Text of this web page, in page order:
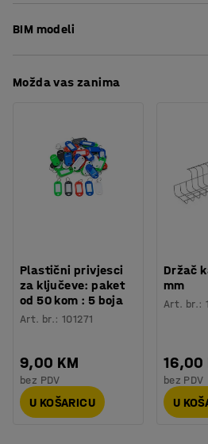
Postolje: G9
Procjena vremena:
BIM modeli
Možda vas zanima
Plastični privjesci
za ključeve: paket
od 50 kom : 5 boja
Art. br.:101271
9,00 KM
bez PDV
U KOŠARICU
Držač
mm
Art. br.:
16,00
bez PDV
U